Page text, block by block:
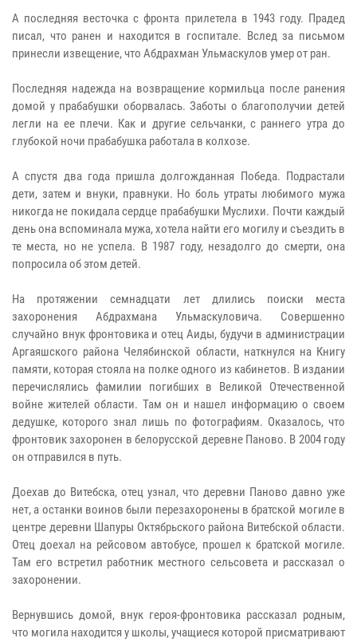
А последняя весточка с фронта прилетела в 1943 году. Прадед
писал, что ранен и находится в госпитале. Вслед за письмом
принесли извещение, что Абдрахман Ульмаскулов умер от ран.
Последняя надежда на возвращение кормильца после ранения
домой у прабабушки оборвалась. Заботы о благополучии детей
легли на ее плечи. Как и другие сельчанки, с раннего утра до
глубокой ночи прабабушка работала в колхозе.
А спустя два года пришла долгожданная Победа. Подрастали
дети, затем и внуки, правнуки. Но боль утраты любимого мужа
никогда не покидала сердце прабабушки Муслихи. Почти каждый
день она вспоминала мужа, хотела найти его могилу и съездить в
те места, но не успела. В 1987 году, незадолго до смерти, она
попросила об этом детей.
На протяжении семнадцати лет длились поиски места
захоронения Абдрахмана Ульмаскуловича. Совершенно
случайно внук фронтовика и отец Аиды, будучи в администрации
Аргаяшского района Челябинской области, наткнулся на Книгу
памяти, которая стояла на полке одного из кабинетов. В издании
перечислялись фамилии погибших в Великой Отечественной
войне жителей области. Там он и нашел информацию о своем
дедушке, которого знал лишь по фотографиям. Оказалось, что
фронтовик захоронен в белорусской деревне Паново. В 2004 году
он отправился в путь.
Доехав до Витебска, отец узнал, что деревни Паново давно уже
нет, а останки воинов были перезахоронены в братской могиле в
центре деревни Шапуры Октябрьского района Витебской области.
Отец доехал на рейсовом автобусе, прошел к братской могиле.
Там его встретил работник местного сельсовета и рассказал о
захоронении.
Вернувшись домой, внук героя-фронтовика рассказал родным,
что могила находится у школы, учащиеся которой присматривают